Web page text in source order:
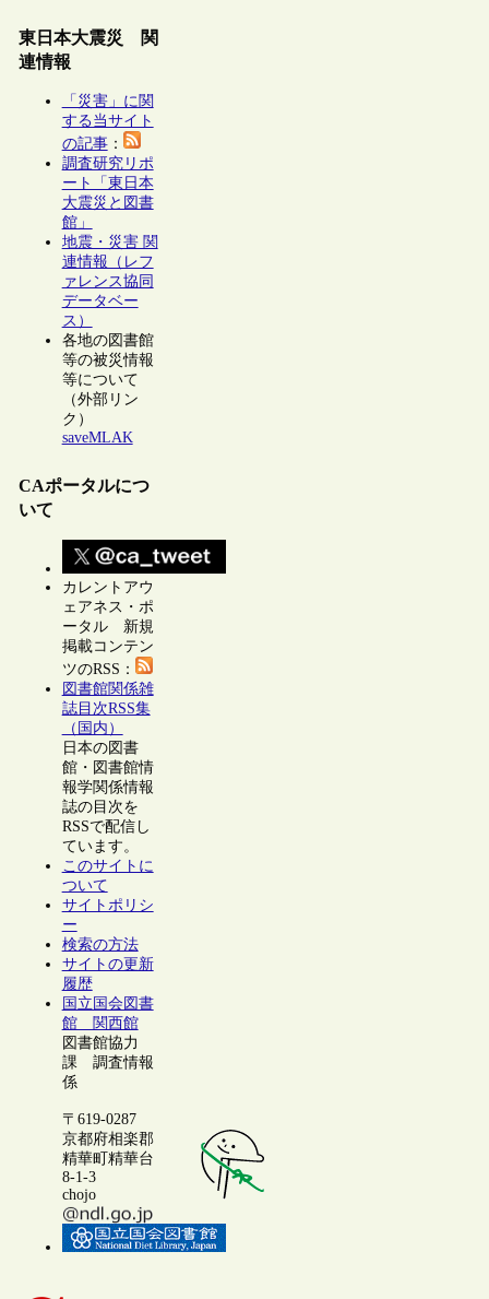
東日本大震災 関
連情報
「災害」に関
する当サイト
の記事：
調査研究リポ
ート「東日本
大震災と図書
館」
地震・災害 関
連情報（レフ
ァレンス協同
データベー
ス）
各地の図書館
等の被災情報
等について
（外部リン
ク）
saveMLAK
CAポータルにつ
いて
カレントアウ
ェアネス・ポ
ータル 新規
掲載コンテン
ツのRSS：
図書館関係雑
誌目次RSS集
（国内）
日本の図書
館・図書館情
報学関係情報
誌の目次を
RSSで配信し
ています。
このサイトに
ついて
サイトポリシ
ー
検索の方法
サイトの更新
履歴
国立国会図書
館 関西館
図書館協力
課 調査情報
係
〒619-0287
京都府相楽郡
精華町精華台
8-1-3
chojo